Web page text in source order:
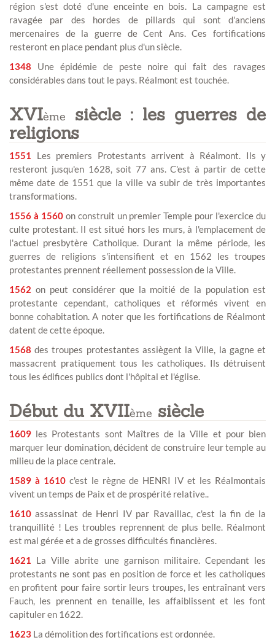
région s'est doté d'une enceinte en bois. La campagne est
ravagée par des hordes de pillards qui sont d'anciens
mercenaires de la guerre de Cent Ans. Ces fortifications
resteront en place pendant plus d'un siècle.
1348 Une épidémie de peste noire qui fait des ravages
considérables dans tout le pays. Réalmont est touchée.
XVIème
siècle : les guerres de
religions
1551 Les premiers Protestants arrivent à Réalmont. Ils y
resteront jusqu'en 1628, soit 77 ans. C'est à partir de cette
même date de 1551 que la ville va subir de très importantes
transformations.
1556 à 1560on construit un premier Temple pour l'exercice du
culte protestant. Il est situé hors les murs, à l'emplacement de
l'actuel presbytère Catholique. Durant la même période, les
guerres de religions s'intensifient et en 1562 les troupes
protestantes prennent réellement possession de la Ville.
1562 on peut considérer que la moitié de la population est
protestante cependant, catholiques et réformés vivent en
bonne cohabitation. A noter que les fortifications de Réalmont
datent de cette époque.
1568des troupes protestantes assiègent la Ville, la gagne et
massacrent pratiquement tous les catholiques. Ils détruisent
tous les édifices publics dont l'hôpital et l'église.
Début du XVIIème siècle
1609 les Protestants sont Maîtres de la Ville et pour bien
marquer leur domination, décident de construire leur temple au
milieu de la place centrale.
1589 à 1610c'est le règne de HENRI IV et les Réalmontais
vivent un temps de Paix et de prospérité relative..
1610 assassinat de Henri IV par Ravaillac, c'est la fin de la
tranquillité ! Les troubles reprennent de plus belle. Réalmont
est mal gérée et a de grosses difficultés financières.
1621 La Ville abrite une garnison militaire. Cependant les
protestants ne sont pas en position de force et les catholiques
en profitent pour faire sortir leurs troupes, les entraînant vers
Fauch, les prennent en tenaille, les affaiblissent et les font
capituler en 1622.
1623 La démolition des fortifications est ordonnée.